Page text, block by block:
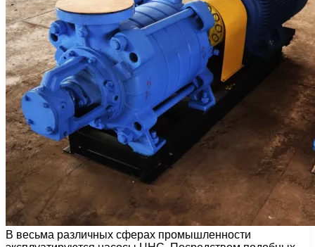
В весьма различных сферах промышленности